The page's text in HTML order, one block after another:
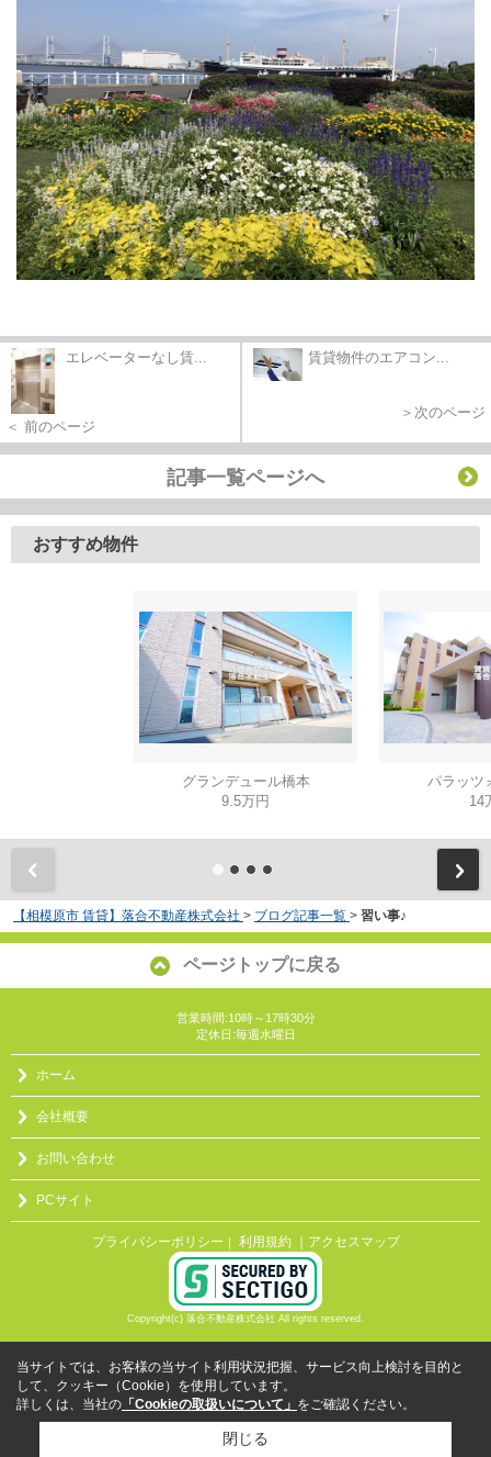
エレベーターなし賃...
＜ 前のページ
賃貸物件のエアコン...
＞次のページ
記事一覧ページへ
おすすめ物件
グランデュール橋本
9.5万円
パラッツ
14
【相模原市 賃貸】落合不動産株式会社 > ブログ記事一覧 > 習い事♪
ページトップに戻る
営業時間:10時～17時30分
定休日:毎週水曜日
ホーム
会社概要
お問い合わせ
PCサイト
プライバシーポリシー 利用規約 ｜アクセスマップ
Copyright(c) 落合不動産株式会社 All rights reserved.
当サイトでは、お客様の当サイト利用状況把握、サービス向上検討を目的と
して、クッキー（Cookie）を使用しています。
詳しくは、当社の 「Cookieの取扱いについて」 をご確認ください。
閉じる